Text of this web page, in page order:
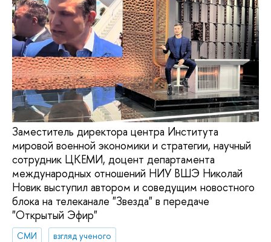
Заместитель директора центра Института
мировой военной экономики и стратегии, научный
сотрудник ЦКЕМИ, доцент департамента
международных отношений НИУ ВШЭ Николай
Новик выступил автором и соведущим новостного
блока на телеканале "Звезда" в передаче
"Открытый Эфир"
СМИ
взгляд ученого